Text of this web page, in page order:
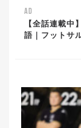
AD
【全話連載中
語｜フットサ